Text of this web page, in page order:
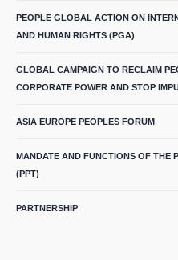
PEOPLE GLOBAL ACTION ON
AND HUMAN RIGHTS (PGA)
GLOBAL CAMPAIGN TO RECLAIM
CORPORATE POWER AND STOP
ASIA EUROPE PEOPLES FORUM
MANDATE AND FUNCTIONS OF THE
(PPT)
PARTNERSHIP